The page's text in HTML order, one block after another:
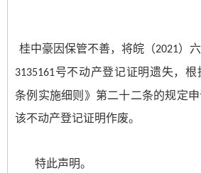
桂中豪 因保管不善，将皖（2021）
3135161号不动产登记证明遗失，
条例实施细则》第二十二条的规定
该不动产登记证明作废。
特此声明。